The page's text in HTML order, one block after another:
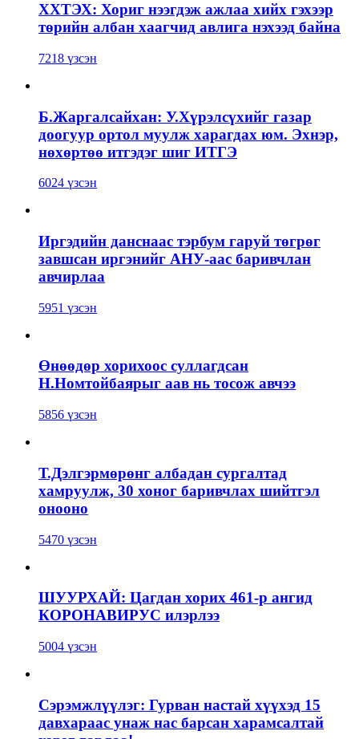
ХХТЭХ: Хориг нээгдэж ажлаа хийх гэхээр
төрийн албан хаагчид авлига нэхээд байна
7218 үзсэн
Б.Жаргалсайхан: У.Хүрэлсүхийг газар
доогуур ортол муулж харагдах юм. Эхнэр,
нөхөртөө итгэдэг шиг ИТГЭ
6024 үзсэн
Иргэдийн данснаас тэрбум гаруй төгрөг
завшсан иргэнийг АНУ-аас баривчлан
авчирлаа
5951 үзсэн
Өнөөдөр хорихоос суллагдсан
Н.Номтойбаярыг аав нь тосож авчээ
5856 үзсэн
Т.Дэлгэрмөрөнг албадан сургалтад
хамруулж, 30 хоног баривчлах шийтгэл
онооно
5470 үзсэн
ШУУРХАЙ: Цагдан хорих 461-р ангид
КОРОНАВИРУС илэрлээ
5004 үзсэн
Сэрэмжлүүлэг: Гурван настай хүүхэд 15
давхараас унаж нас барсан харамсалтай